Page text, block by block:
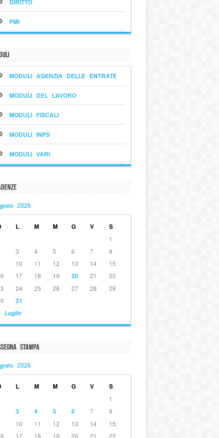
DIRITTO
PMI
MODULI AGENZIA DELLE ENTRATE
MODULI DEL LAVORO
MODULI FISCALI
MODULI INPS
MODULI VARI
2026
L M M G V S
Luglio
1
3 4 5 6 7
8
10 11 12 13 14
15
17 18 19 20 21
22
24 25 26 27 28
29
31
Stampa
2026
L M M G V S
1
3 4 5 6 7
8
10 11 12 13 14
15
17 18 19 20 21 22